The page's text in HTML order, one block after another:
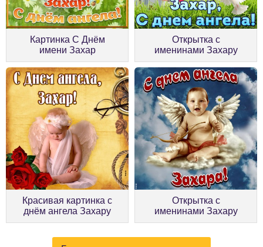
Картинка С Днём
имени Захар
Открытка с
именинами Захару
Красивая картинка с
днём ангела Захару
Открытка с
именинами Захару